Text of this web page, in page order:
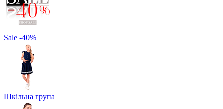
Sale -40%
Шкільна група